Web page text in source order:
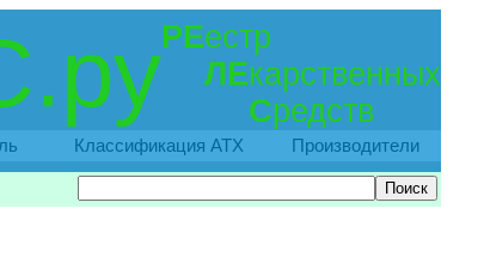
РЕестр
ЛЕкарственных
Средств
Классификация АТХ Производители